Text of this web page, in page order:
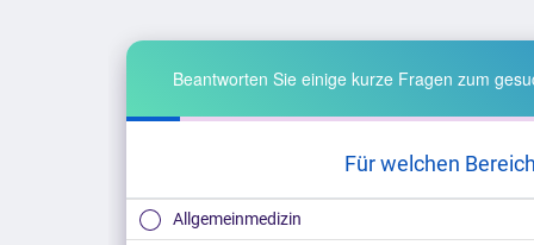
Beantworten Sie einige kurze Fragen zum
Für welchen
Allgemeinmedizin